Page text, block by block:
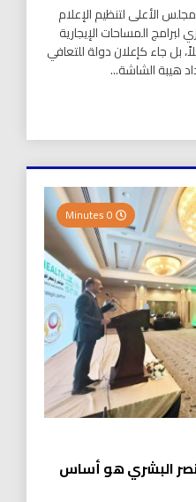
الأعلى لتنظيم الإعلام
لبرامج المساحات الإيجارية
بل جاء كإعلان دولة للتعافي
هيبة الشاشة...
البشري هو أساس